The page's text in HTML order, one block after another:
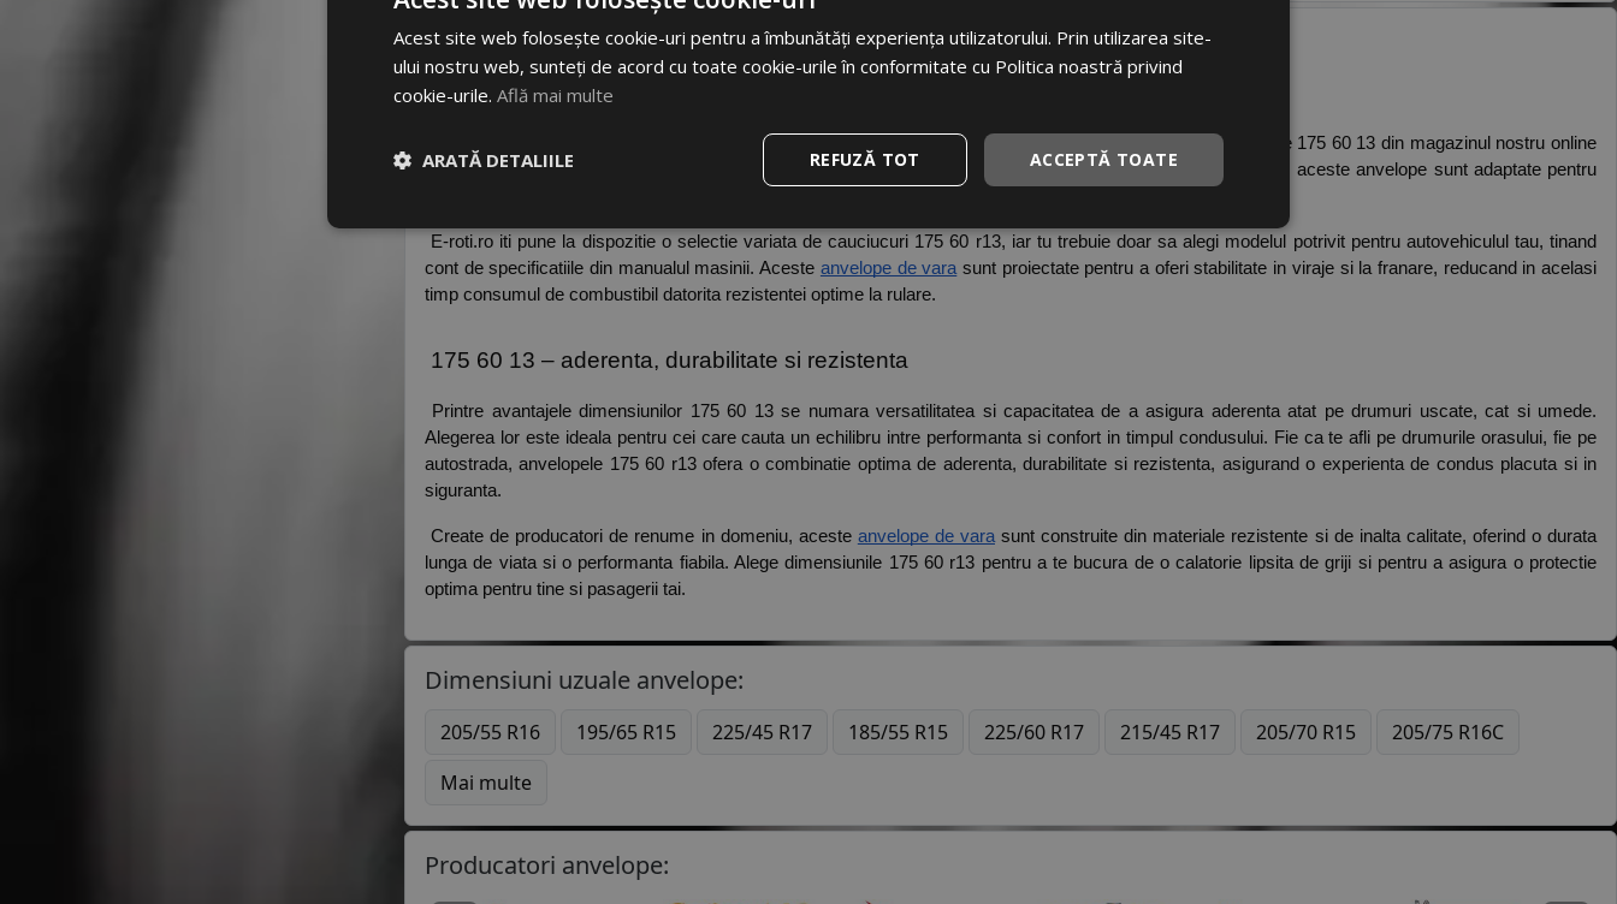
175 60 r13 - ideale pentru calatorii placute si sigure pe timp de vara
Atunci cand vine vorba de siguranta noastra si a celor dragi, fiecare decizie conteaza. Din gama de anvelope 175 60 13 din magazinul nostru online
poti achizitiona un element esential in asigurarea protectiei pe drumuri. Disponibile in dimensiunile 175 60 13, aceste anvelope sunt adaptate pentru
E-roti.ro iti pune la dispozitie o selectie variata de cauciucuri 175 60 r13, iar tu trebuie doar sa alegi modelul potrivit pentru autovehiculul tau, tinand
cont de specificatiile din manualul masinii. Aceste anvelope de vara sunt proiectate pentru a oferi stabilitate in viraje si la franare, reducand in acelasi
timp consumul de combustibil datorita rezistentei optime la rulare.
175 60 13 – aderenta, durabilitate si rezistenta
Printre avantajele dimensiunilor 175 60 13 se numara versatilitatea si capacitatea de a asigura aderenta atat pe drumuri uscate, cat si umede.
Alegerea lor este ideala pentru cei care cauta un echilibru intre performanta si confort in timpul condusului. Fie ca te afli pe drumurile orasului, fie pe
autostrada, anvelopele 175 60 r13 ofera o combinatie optima de aderenta, durabilitate si rezistenta, asigurand o experienta de condus placuta si in
siguranta.
Create de producatori de renume in domeniu, aceste anvelope de vara sunt construite din materiale rezistente si de inalta calitate, oferind o durata
lunga de viata si o performanta fiabila. Alege dimensiunile 175 60 r13 pentru a te bucura de o calatorie lipsita de griji si pentru a asigura o protectie
optima pentru tine si pasagerii tai.
Dimensiuni uzuale anvelope:
205/55 R16 195/65 R15 225/45 R17 185/55 R15 225/60 R17 215/45 R17 205/70 R15
205/75 R16C
Mai multe
Producatori anvelope:
Acest site web folosește cookie-uri pentru a îmbunătăți experiența utilizatorului. Prin utilizarea site-
ului nostru web, sunteți de acord cu toate cookie-urile în conformitate cu Politica noastră privind
cookie-urile. Află mai multe
ACCEPTĂ TOATE
REFUZĂ TOT
ARATĂ DETALIILE